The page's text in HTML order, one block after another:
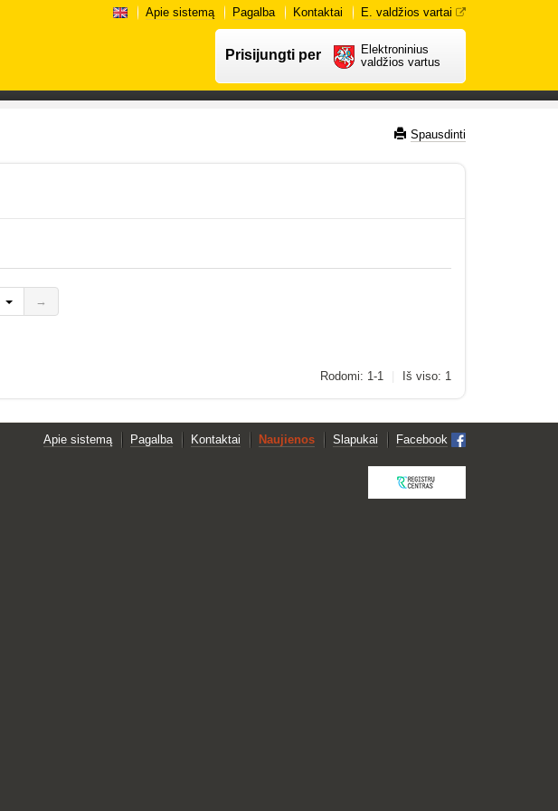
Apie sistemą Pagalba Kontaktai E. valdžios vartai
Prisijungti per
Elektroninius
valdžios vartus
Spausdinti
→
Rodomi: 1-1 Iš viso: 1
Apie sistemą Pagalba Kontaktai Naujienos Slapukai Facebook